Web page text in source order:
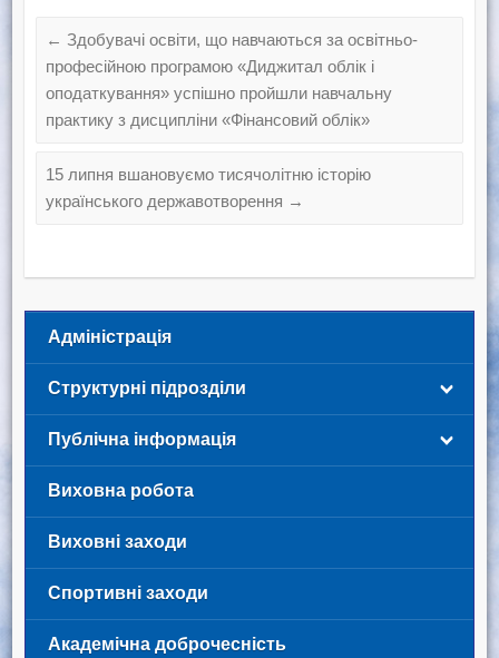
← Здобувачі освіти, що навчаються за освітньо-
професійною програмою «Диджитал облік і
оподаткування» успішно пройшли навчальну
практику з дисципліни «Фінансовий облік»
15 липня вшановуємо тисячолітню історію
українського державотворення →
Адміністрація
Структурні підрозділи
Публічна інформація
Виховна робота
Виховні заходи
Спортивні заходи
Академічна доброчесність